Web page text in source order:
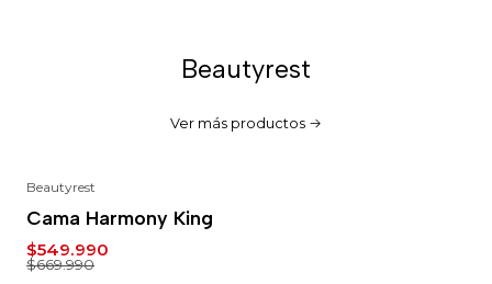
Beautyrest
Ver más productos
Beautyrest
Cama Harmony King
$549.990
$669.990